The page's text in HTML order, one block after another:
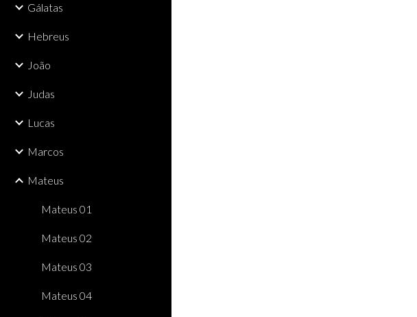
Gálatas
Hebreus
João
Judas
Lucas
Marcos
Mateus
Mateus 01
Mateus 02
Mateus 03
Mateus 04